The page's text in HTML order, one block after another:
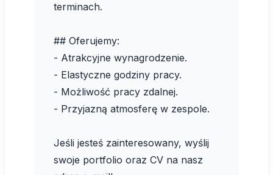
terminach.
## Oferujemy:
- Atrakcyjne wynagrodzenie.
- Elastyczne godziny pracy.
- Możliwość pracy zdalnej.
- Przyjazną atmosferę w zespole.
Jeśli jesteś zainteresowany, wyślij
swoje portfolio oraz CV na nasz